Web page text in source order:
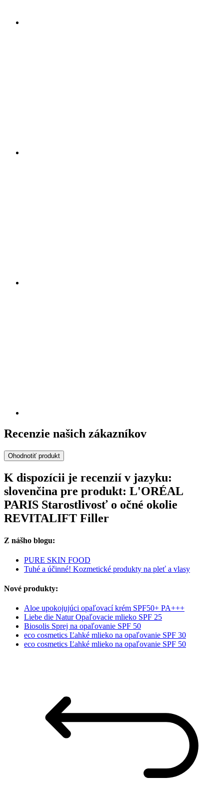
Recenzie našich zákazníkov
Ohodnotiť produkt
K dispozícii je recenzií v jazyku:
slovenčina pre produkt: L'ORÉAL
PARIS Starostlivosť o očné okolie
REVITALIFT Filler
Z nášho blogu:
PURE SKIN FOOD
Tuhé a účinné! Kozmetické produkty na pleť a vlasy
Nové produkty:
Aloe upokojujúci opaľovací krém SPF50+ PA+++
Liebe die Natur Opaľovacie mlieko SPF 25
Biosolis Sprej na opaľovanie SPF 50
eco cosmetics Ľahké mlieko na opaľovanie SPF 30
eco cosmetics Ľahké mlieko na opaľovanie SPF 50